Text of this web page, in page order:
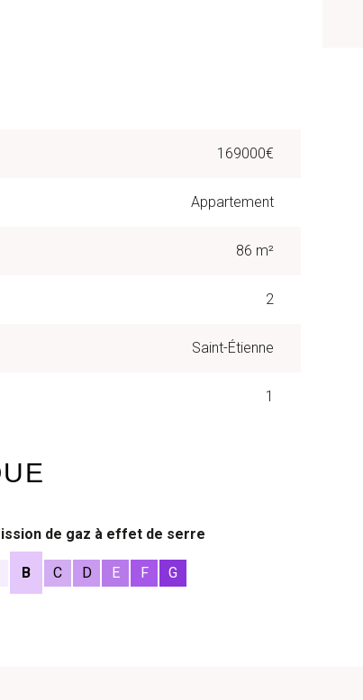
169000€
Appartement
86 m²
2
Saint-Étienne
1
de gaz à effet de serre
B C D E F G